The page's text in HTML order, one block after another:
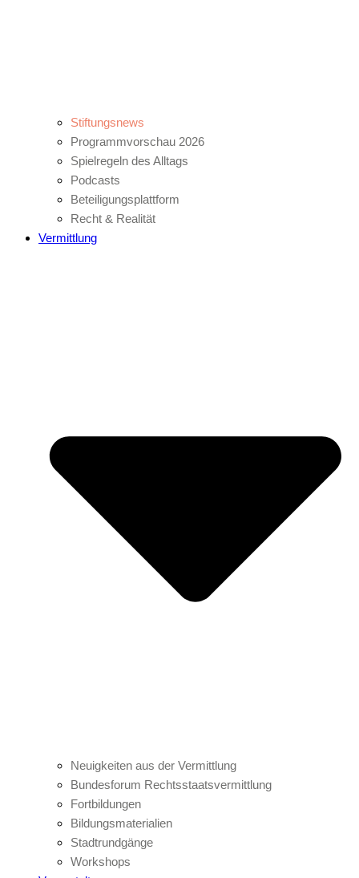
Stiftungsnews
Programmvorschau 2026
Spielregeln des Alltags
Podcasts
Beteiligungsplattform
Recht & Realität
Vermittlung
Neuigkeiten aus der Vermittlung
Bundesforum Rechtsstaatsvermittlung
Fortbildungen
Bildungsmaterialien
Stadtrundgänge
Workshops